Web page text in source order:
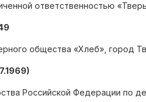
ответственностью
общества «Хлеб», город
Российской Федерации по